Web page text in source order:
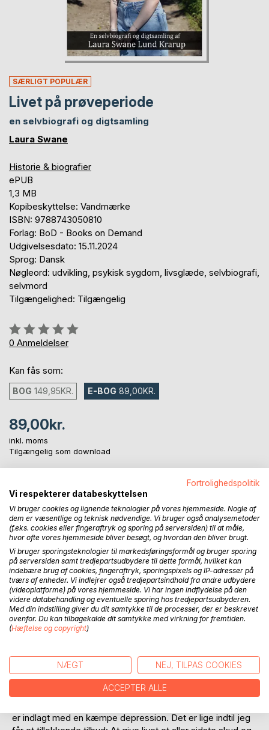
SÆRLIGT POPULÆR
Livet på prøveperiode
en selvbiografi og digtsamling
Laura Swane
Historie & biografier
ePUB
1,3 MB
Kopibeskyttelse: Vandmærke
ISBN: 9788743050810
Forlag: BoD - Books on Demand
Udgivelsesdato: 15.11.2024
Sprog: Dansk
Nøgleord: udvikling, psykisk sygdom, livsglæde, selvbiografi,
selvmord
Tilgængelighed: Tilgængelig
Anmeldelse::
0%
0 Anmeldelser
Kan fås som:
BOG 149,95KR. E-BOG 89,00KR.
89,00kr.
inkl. moms
Tilgængelig som download
LÆG I INDKØBSKURVEN
Føj til ønskeliste
Anmeld titel
BESKRIVELSE
Jeg bestemte mig i en ung alder for at jeg ikke ville leve
mere. Jeg var 15 år gammel og havde fået adskillige
psykiatriske diagnoser, som gjorde livet uoverskueligt. Da
er indlagt med en kæmpe depression. Det er lige indtil jeg
Fortrolighedspolitik
Vi respekterer databeskyttelsen
Vi bruger cookies og lignende teknologier på vores hjemmeside. Nogle af
dem er væsentlige og teknisk nødvendige. Vi bruger også analysemetoder
(f.eks. cookies eller fingeraftryk og sporing på serversiden) til at måle,
hvor ofte vores hjemmeside bliver besøgt, og hvordan den bliver brugt.
Vi bruger sporingsteknologier til markedsføringsformål og bruger sporing
på serversiden samt tredjepartsudbydere til dette formål, hvilket kan
indebære brug af cookies, fingeraftryk, sporingspixels og IP-adresser på
tværs af enheder. Vi indlejrer også tredjepartsindhold fra andre udbydere
(videoplatforme) på vores hjemmeside. Vi har ingen indflydelse på den
videre databehandling og eventuelle sporing hos tredjepartsudbyderen.
Med din indstilling giver du dit samtykke til de processer, der er beskrevet
ovenfor. Du kan tilbagekalde dit samtykke med virkning for fremtiden.
(Hæftelse og copyright)
NÆGT NEJ, TILPAS COOKIES
ACCEPTER ALLE